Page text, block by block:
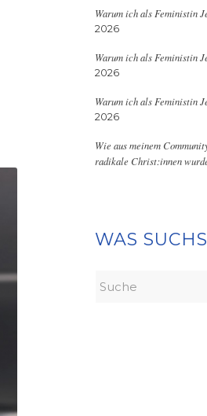
Warum ich als Feministin
2026
Warum ich als Feministin
2026
Warum ich als Feministin
2026
Wie aus meinem
radikale Christ:innen
WAS